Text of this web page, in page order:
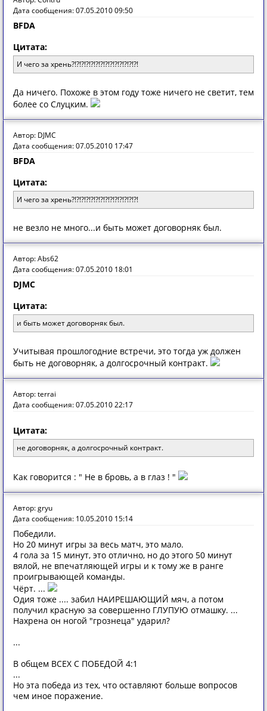
Дата сообщения: 07.05.2010 09:50
BFDA
Цитата:
И чего за хрень?!?!?!?!?!?!?!?!?!?!?!?!?!?!
Да ничего. Похоже в этом году тоже ничего не светит, тем
более со Слуцким.
Автор: DJMC
Дата сообщения: 07.05.2010 17:47
BFDA
Цитата:
И чего за хрень?!?!?!?!?!?!?!?!?!?!?!?!?!?!
не везло не много...и быть может договорняк был.
Автор: Abs62
Дата сообщения: 07.05.2010 18:01
DJMC
Цитата:
и быть может договорняк был.
Учитывая прошлогодние встречи, это тогда уж должен
быть не договорняк, а долгосрочный контракт.
Автор: terrai
Дата сообщения: 07.05.2010 22:17
Цитата:
не договорняк, а долгосрочный контракт.
Как говорится : " Не в бровь, а в глаз ! "
Автор: gryu
Дата сообщения: 10.05.2010 15:14
Победили.
Но 20 минут игры за весь матч, это мало.
4 гола за 15 минут, это отлично, но до этого 50 минут
вялой, не впечатляющей игры и к тому же в ранге
проигрывающей команды.
Чёрт. ...
Одия тоже .... забил НАИРЕШАЮЩИЙ мяч, а потом
получил красную за совершенно ГЛУПУЮ отмашку. ...
Нахрена он ногой "грознеца" ударил?
...
В общем ВСЕХ С ПОБЕДОЙ 4:1
...
Но эта победа из тех, что оставляют больше вопросов
чем иное поражение.